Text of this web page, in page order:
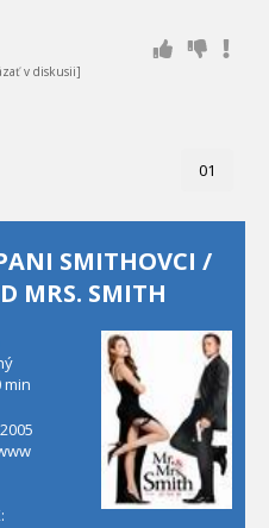
v diskusii]
01
SMITHOVCI /
MRS. SMITH
min